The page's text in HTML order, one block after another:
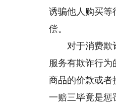
诱骗他人购买等
偿。
对于消费欺诈
服务有欺诈行
商品的价款或者
一赔三毕竟是惩